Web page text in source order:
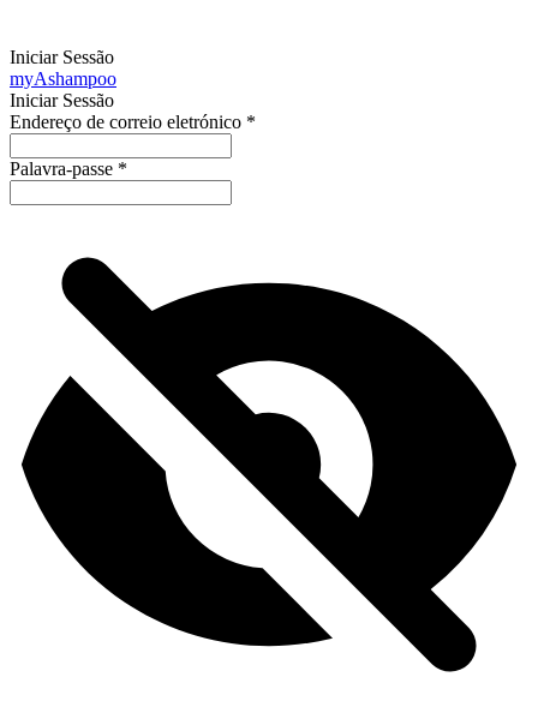
Iniciar Sessão
myAshampoo
Iniciar Sessão
Endereço de correio eletrónico *
Palavra-passe *